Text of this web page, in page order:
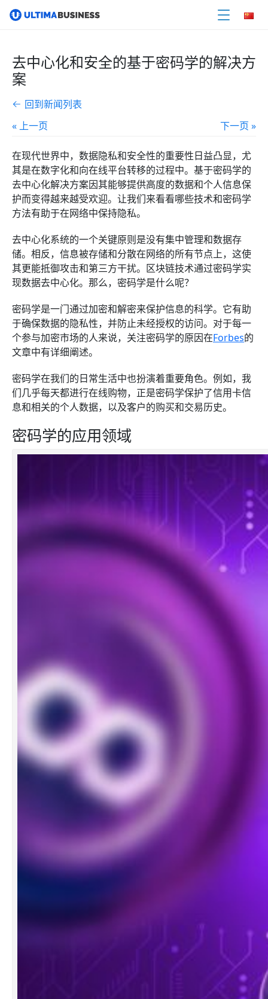
去中心化和安全的基于密码学的解决方
案
回到新闻列表
« 上一页
下一页 »
在现代世界中，数据隐私和安全性的重要性日益凸显，尤
其是在数字化和向在线平台转移的过程中。基于密码学的
去中心化解决方案因其能够提供高度的数据和个人信息保
护而变得越来越受欢迎。让我们来看看哪些技术和密码学
方法有助于在网络中保持隐私。
去中心化系统的一个关键原则是没有集中管理和数据存
储。相反，信息被存储和分散在网络的所有节点上，这使
其更能抵御攻击和第三方干扰。区块链技术通过密码学实
现数据去中心化。那么，密码学是什么呢？
密码学是一门通过加密和解密来保护信息的科学。它有助
于确保数据的隐私性，并防止未经授权的访问。对于每一
个参与加密市场的人来说，关注密码学的原因在Forbes的
文章中有详细阐述。
密码学在我们的日常生活中也扮演着重要角色。例如，我
们几乎每天都进行在线购物，正是密码学保护了信用卡信
息和相关的个人数据，以及客户的购买和交易历史。
密码学的应用领域